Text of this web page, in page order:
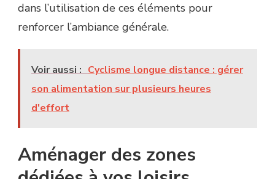
dans l’utilisation de ces éléments pour
renforcer l’ambiance générale.
Voir aussi : Cyclisme longue distance : gérer
son alimentation sur plusieurs heures
d'effort
Aménager des zones